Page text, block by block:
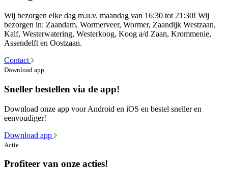
Wij bezorgen elke dag m.u.v. maandag van 16:30 tot 21:30! Wij
bezorgen in: Zaandam, Wormerveer, Wormer, Zaandijk Westzaan,
Kalf, Westerwatering, Westerkoog, Koog a/d Zaan, Krommenie,
Assendelft en Oostzaan.
Contact
Download app
Sneller bestellen via de app!
Download onze app voor Android en iOS en bestel sneller en
eenvoudiger!
Download app
Actie
Profiteer van onze acties!